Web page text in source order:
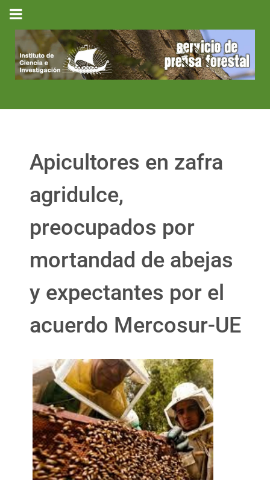
Apicultores en zafra
agridulce,
preocupados por
mortandad de abejas
y expectantes por el
acuerdo Mercosur-UE